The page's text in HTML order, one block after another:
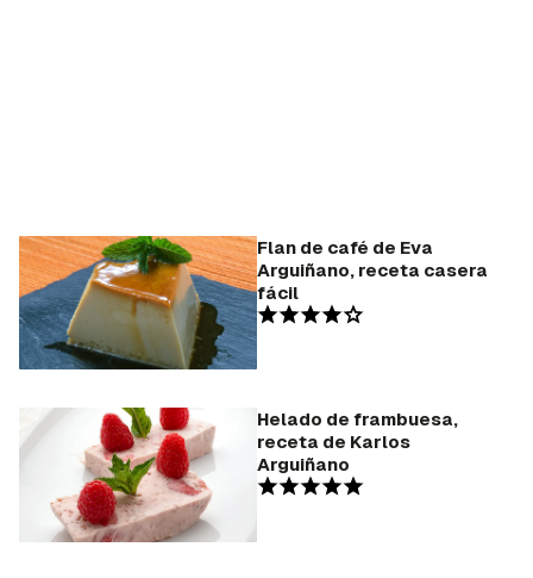
Flan de café de Eva
Arguiñano, receta casera
fácil
Helado de frambuesa,
receta de Karlos
Arguiñano